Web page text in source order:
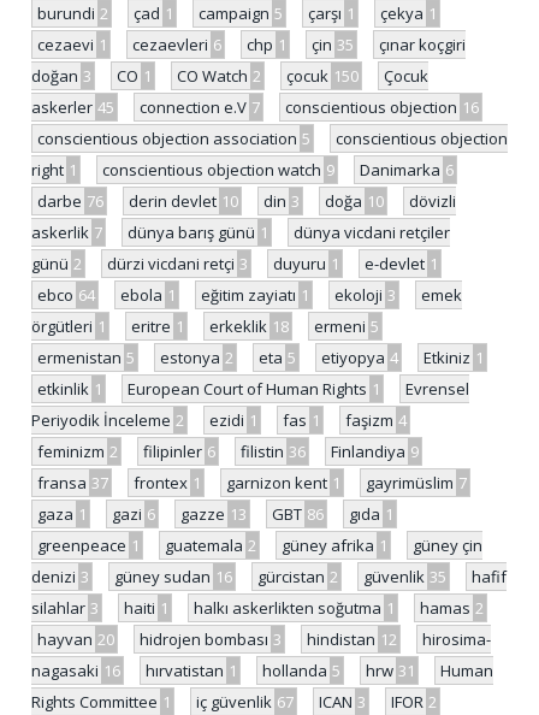
burundi 2 çad 1 campaign 5 çarşı 1 çekya 1
cezaevi 1 cezaevleri 6 chp 1 çin 35
çınar koçgiri
doğan 3 CO 1 CO Watch 2 çocuk 150
Çocuk
askerler 45 connection e.V 7 conscientious objection 16
conscientious objection association 5
conscientious objection
right 1 conscientious objection watch 9 Danimarka 6
darbe 76 derin devlet 10 din 3 doğa 10
dövizli
askerlik 7 dünya barış günü 1
dünya vicdani retçiler
günü 2 dürzi vicdani retçi 3 duyuru 1 e-devlet 1
ebco 64 ebola 1 eğitim zayiatı 1 ekoloji 3
emek
örgütleri 1 eritre 1 erkeklik 18 ermeni 5
ermenistan 5 estonya 2 eta 5 etiyopya 4 Etkiniz 1
etkinlik 1 European Court of Human Rights 1
Evrensel
Periyodik İnceleme 2 ezidi 1 fas 1 faşizm 4
feminizm 2 filipinler 6 filistin 36 Finlandiya 9
fransa 37 frontex 1 garnizon kent 1 gayrimüslim 7
gaza 1 gazi 6 gazze 13 GBT 86 gıda 1
greenpeace 1 guatemala 2 güney afrika 1
güney çin
denizi 3 güney sudan 16 gürcistan 2 güvenlik 35
hafif
silahlar 3 haiti 1 halkı askerlikten soğutma 1 hamas 2
hayvan 20 hidrojen bombası 3 hindistan 12
hirosima-
nagasaki 16 hırvatistan 1 hollanda 5 hrw 31
Human
Rights Committee 1 iç güvenlik 67 ICAN 3 IFOR 2